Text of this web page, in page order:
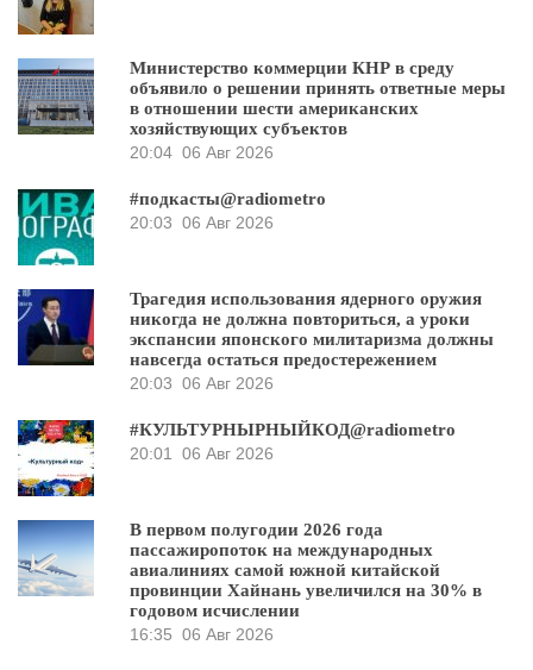
Министерство коммерции КНР в среду
объявило о решении принять ответные меры
в отношении шести американских
хозяйствующих субъектов
20:04 06 Авг 2026
#подкасты@radiometro
20:03 06 Авг 2026
Трагедия использования ядерного оружия
никогда не должна повториться, а уроки
экспансии японского милитаризма должны
навсегда остаться предостережением
20:03 06 Авг 2026
#КУЛЬТУРНЫРНЫЙКОД@radiometro
20:01
06 Авг 2026
В первом полугодии 2026 года
пассажиропоток на международных
авиалиниях самой южной китайской
провинции Хайнань увеличился на 30% в
годовом исчислении
16:35 06 Авг 2026